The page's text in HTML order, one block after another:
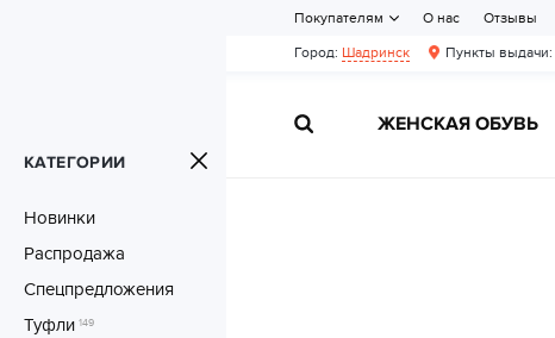
ЖЕНСКАЯ ОБУВЬ
Город: Шадринск Пункты выдачи:
Покупателям О нас Отзывы
КАТЕГОРИИ
Новинки
Распродажа
Спецпредложения
Туфли 149